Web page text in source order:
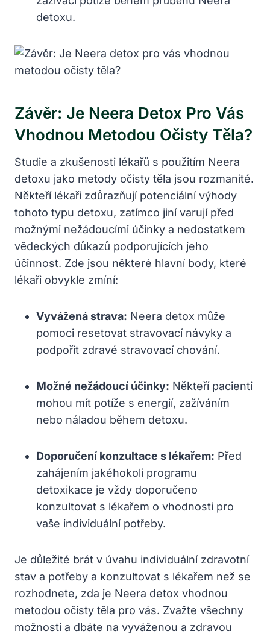
detoxu.
Závěr: Je Neera Detox Pro Vás
Vhodnou Metodou Očisty Těla?
Studie a zkušenosti lékařů s použitím Neera
detoxu jako metody očisty těla jsou rozmanité.
Někteří lékaři zdůrazňují potenciální výhody
tohoto typu detoxu, zatímco jiní varují před
možnými nežádoucími účinky a nedostatkem
vědeckých důkazů podporujících jeho
účinnost. Zde jsou některé hlavní body, které
lékaři obvykle zmíní:
Vyvážená strava: Neera detox může
pomoci resetovat stravovací návyky a
podpořit zdravé stravovací chování.
Možné nežádoucí účinky: Někteří pacienti
mohou mít potíže s energií, zažíváním
nebo náladou během detoxu.
Doporučení konzultace s lékařem: Před
zahájením jakéhokoli programu
detoxikace je vždy doporučeno
konzultovat s lékařem o vhodnosti pro
vaše individuální potřeby.
Je důležité brát v úvahu individuální zdravotní
stav a potřeby a konzultovat s lékařem než se
rozhodnete, zda je Neera detox vhodnou
metodou očisty těla pro vás. Zvažte všechny
možnosti a dbáte na vyváženou a zdravou